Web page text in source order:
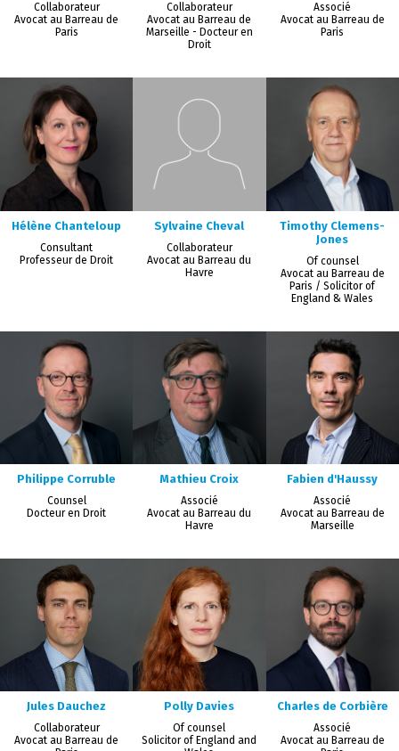
Collaborateur
Avocat au Barreau de
Paris
Collaborateur
Avocat au Barreau de
Marseille - Docteur en
Droit
Associé
Avocat au Barreau de
Paris
Hélène Chanteloup
Consultant
Professeur de Droit
Sylvaine Cheval
Collaborateur
Avocat au Barreau du
Havre
Timothy Clemens-
Jones
Of counsel
Avocat au Barreau de
Paris / Solicitor of
England & Wales
Philippe Corruble
Counsel
Docteur en Droit
Mathieu Croix
Associé
Avocat au Barreau du
Havre
Fabien d'Haussy
Associé
Avocat au Barreau de
Marseille
Jules Dauchez
Collaborateur
Avocat au Barreau de
Polly Davies
Of counsel
Solicitor of England and
Charles de Corbière
Associé
Avocat au Barreau de